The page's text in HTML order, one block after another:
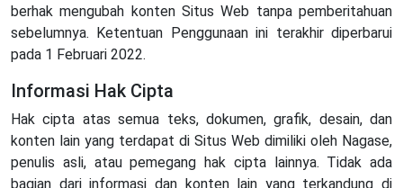
berhak mengubah konten Situs Web tanpa pemberitahuan
sebelumnya. Ketentuan Penggunaan ini terakhir diperbarui
pada 1 Februari 2022.
Informasi Hak Cipta
Hak cipta atas semua teks, dokumen, grafik, desain, dan
konten lain yang terdapat di Situs Web dimiliki oleh Nagase,
penulis asli, atau pemegang hak cipta lainnya. Tidak ada
bagian dari informasi dan konten lain yang terkandung di